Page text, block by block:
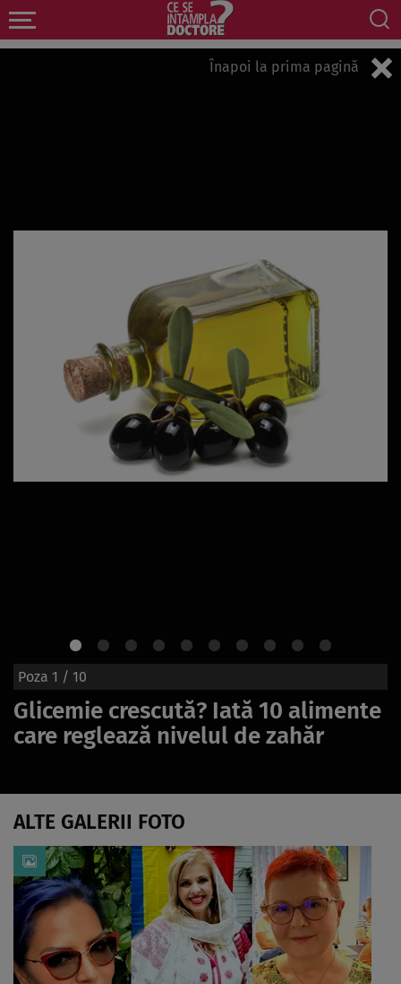
Înapoi la prima pagină
Poza 1 / 10
Glicemie crescută? Iată 10 alimente
care reglează nivelul de zahăr
ALTE GALERII FOTO